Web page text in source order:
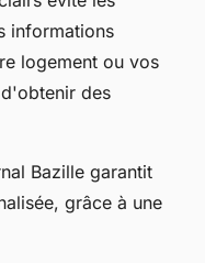
informations
logement ou vos
des
Bazille garantit
grâce à une